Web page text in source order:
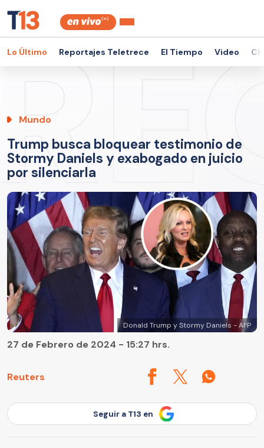
Lo Último Reportajes Teletrece El Tiempo Video
Mundo
Trump busca bloquear testimonio de
Stormy Daniels y exabogado en juicio
por silenciarla
Donald Trump y Stormy Daniels - AFP
Reuters
27 de Febrero de 2024 - 15:27 hrs.
Seguir a T13 en